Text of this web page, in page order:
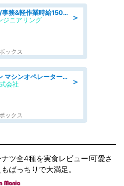
＞
一般事務・OA事務/事務&軽作業時給1500円土日祝休み各種社保完備
ジニアリング
ックス
＞
機械オペレーション マシンオペレーター/皆勤手当有/未経験可
会社
ックス
ナツ全4種を実食レビュー!可愛さ
ばっちりで大満足。